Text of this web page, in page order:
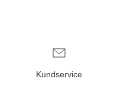
Kundservice